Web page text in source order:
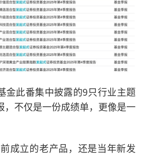
金此番集中披露的9只行业主题
，不仅是一份成绩单，更像是一
成立的老产品，还是当年新发